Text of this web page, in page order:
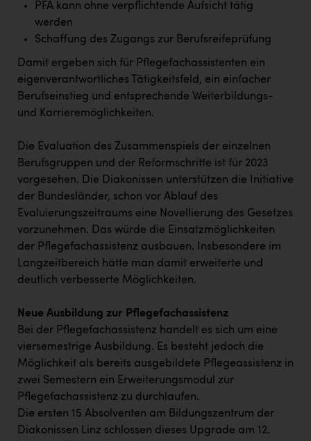
PFA kann ohne verpflichtende Aufsicht tätig
werden
Schaffung des Zugangs zur Berufsreifeprüfung
Damit ergeben sich für Pflegefachassistenten ein
eigenverantwortliches Tätigkeitsfeld, ein einfacher
Berufseinstieg und entsprechende Weiterbildungs-
und Karrieremöglichkeiten.
Die Evaluation des Zusammenspiels der einzelnen
Berufsgruppen und der Reformschritte ist für 2023
vorgesehen. Die Diakonissen unterstützen die Initiative
der Bundesländer, schon vor Ablauf des
Evaluierungszeitraums eine Novellierung des Gesetzes
vorzunehmen. Das würde die Einsatzmöglichkeiten
der Pflegefachassistenz ausbauen. Insbesondere im
Langzeitbereich hätte man damit erweiterte und
deutlich verbesserte Möglichkeiten.
Neue Ausbildung zur Pflegefachassistenz
Bei der Pflegefachassistenz handelt es sich um eine
viersemestrige Ausbildung. Es besteht jedoch die
Möglichkeit als bereits ausgebildete Pflegeassistenz in
zwei Semestern ein Erweiterungsmodul zur
Pflegefachassistenz zu durchlaufen.
Die ersten 15 Absolventen am Bildungszentrum der
Diakonissen Linz schlossen dieses Upgrade am 12.